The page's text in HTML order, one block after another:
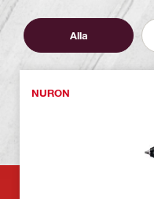
Alla
NURON